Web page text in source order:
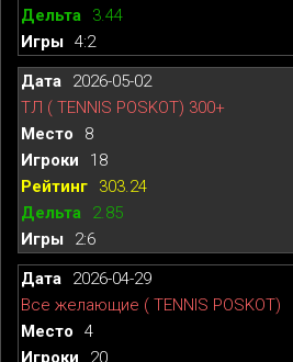
3.44
4:2
2026-05-02
ТЛ ( TENNIS POSKOT) 300+
8
18
303.24
2.85
2:6
2026-04-29
Все желающие ( TENNIS POSKOT)
4
20